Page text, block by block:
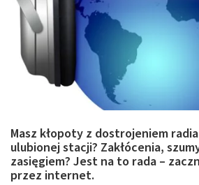
Masz kłopoty z dostrojeniem
ulubionej stacji? Zakłócenia,
zasięgiem? Jest na to rada –
przez internet.